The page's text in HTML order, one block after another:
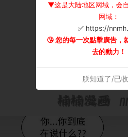
▼这是大陆地区网域，会
网域：
✅ https://
😘 您的每一次點擊廣告，
去的動力！
朕知道了/已